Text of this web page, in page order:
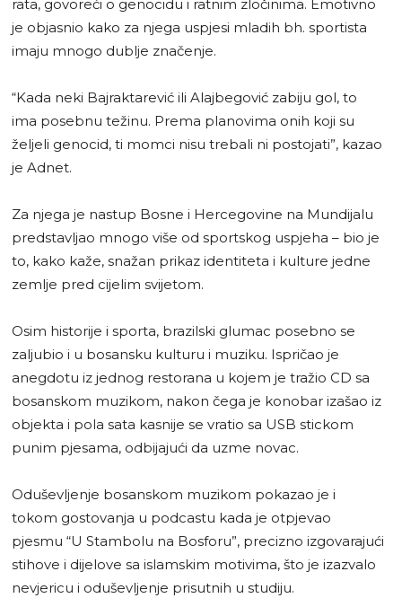
rata, govoreći o genocidu i ratnim zločinima. Emotivno
je objasnio kako za njega uspjesi mladih bh. sportista
imaju mnogo dublje značenje.
“Kada neki Bajraktarević ili Alajbegović zabiju gol, to
ima posebnu težinu. Prema planovima onih koji su
željeli genocid, ti momci nisu trebali ni postojati”, kazao
je Adnet.
Za njega je nastup Bosne i Hercegovine na Mundijalu
predstavljao mnogo više od sportskog uspjeha – bio je
to, kako kaže, snažan prikaz identiteta i kulture jedne
zemlje pred cijelim svijetom.
Osim historije i sporta, brazilski glumac posebno se
zaljubio i u bosansku kulturu i muziku. Ispričao je
anegdotu iz jednog restorana u kojem je tražio CD sa
bosanskom muzikom, nakon čega je konobar izašao iz
objekta i pola sata kasnije se vratio sa USB stickom
punim pjesama, odbijajući da uzme novac.
Oduševljenje bosanskom muzikom pokazao je i
tokom gostovanja u podcastu kada je otpjevao
pjesmu “U Stambolu na Bosforu”, precizno izgovarajući
stihove i dijelove sa islamskim motivima, što je izazvalo
nevjericu i oduševljenje prisutnih u studiju.